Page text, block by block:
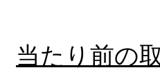
当たり前の